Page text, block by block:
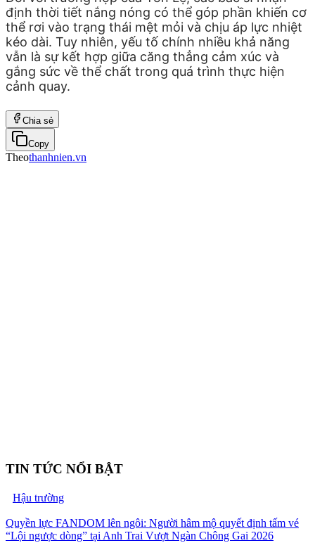
định thời tiết nắng nóng có thể góp phần khiến cơ
thể rơi vào trạng thái mệt mỏi và chịu áp lực nhiệt
kéo dài. Tuy nhiên, yếu tố chính nhiều khả năng
vẫn là sự kết hợp giữa căng thẳng cảm xúc và
gắng sức về thể chất trong quá trình thực hiện
cảnh quay.
Chia sẻ
Copy
Theothanhnien.vn
TIN TỨC NỔI BẬT
Hậu trường
Quyền lực FANDOM lên ngôi: Người hâm mộ quyết định tấm vé
“Lội ngược dòng” tại Anh Trai Vượt Ngàn Chông Gai 2026